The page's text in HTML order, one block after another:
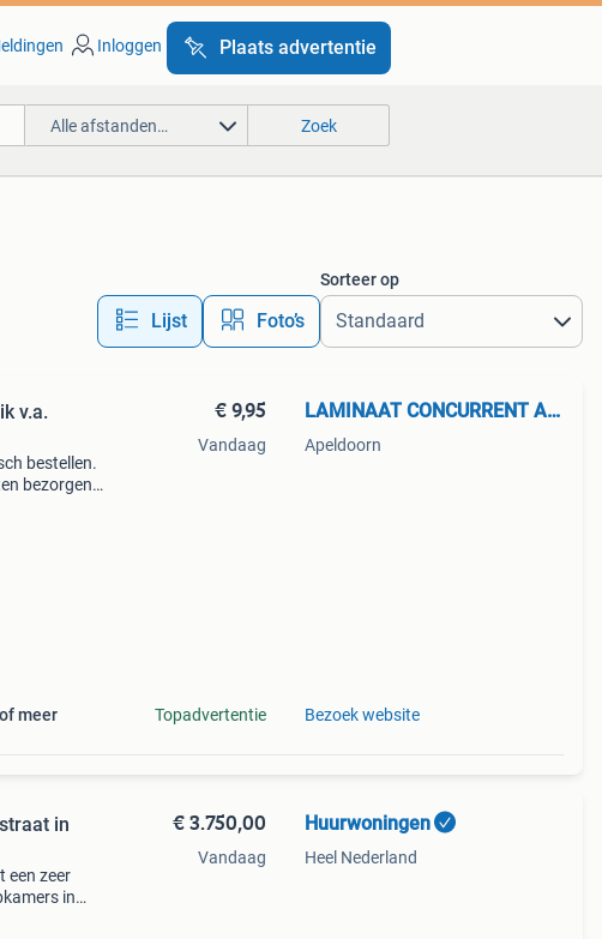
Inloggen Plaats advertentie
Alle afstanden… Zoek
Lijst Foto’s
Sorteer op
v.a.
bestellen.
bezorgen.
meer
€ 9,95
Vandaag
Topadvertentie
LAMINAAT CONCURRENT APELDOORN
Apeldoorn
Bezoek website
in
een zeer
in
€ 3.750,00
Vandaag
Huurwoningen
Heel Nederland